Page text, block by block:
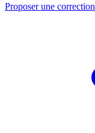
Proposer une correction